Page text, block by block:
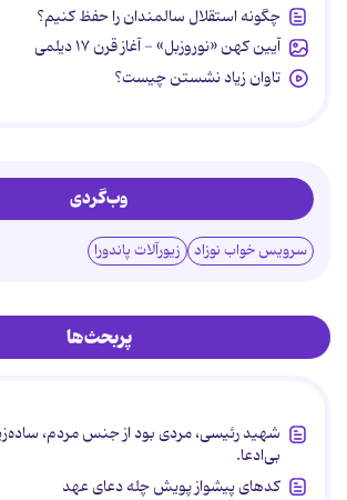
چگونه استقلال سالمندان را حفظ کنیم؟
آیین کهن «نوروزبل» - آغاز قرن ۱۷ دیلمی
تاوان زیاد نشستن چیست؟
وب‌گردی
سرویس خواب نوزاد زیورآلات پاندورا
پربحث‌ها
شهید رئیسی، مردی بود از جنس مردم،
بی‌ادعا.
کدهای پیشواز پویش چله دعای عهد